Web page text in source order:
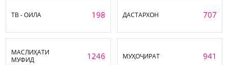
ТВ - ОИЛА 198 ДАСТАРХОН 707
МАСЛИҲАТИ
МУФИД
1246 МУҲОҶИРАТ 941